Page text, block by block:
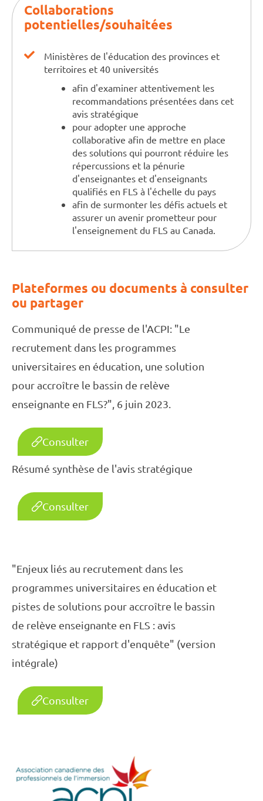
Collaborations
potentielles/souhaitées
Ministères de l'éducation des provinces et
territoires et 40 universités
afin d'examiner attentivement les
recommandations présentées dans cet
avis stratégique
pour adopter une approche
collaborative afin de mettre en place
des solutions qui pourront réduire les
répercussions et la pénurie
d'enseignantes et d'enseignants
qualifiés en FLS à l'échelle du pays
afin de surmonter les défis actuels et
assurer un avenir prometteur pour
l'enseignement du FLS au Canada.
Plateformes ou documents à consulter
ou partager
Communiqué de presse de l'ACPI: "Le
recrutement dans les programmes
universitaires en éducation, une solution
pour accroître le bassin de relève
enseignante en FLS?", 6 juin 2023.
Consulter
Résumé synthèse de l'avis stratégique
Consulter
"Enjeux liés au recrutement dans les
programmes universitaires en éducation et
pistes de solutions pour accroître le bassin
de relève enseignante en FLS : avis
stratégique et rapport d'enquête" (version
intégrale)
Consulter